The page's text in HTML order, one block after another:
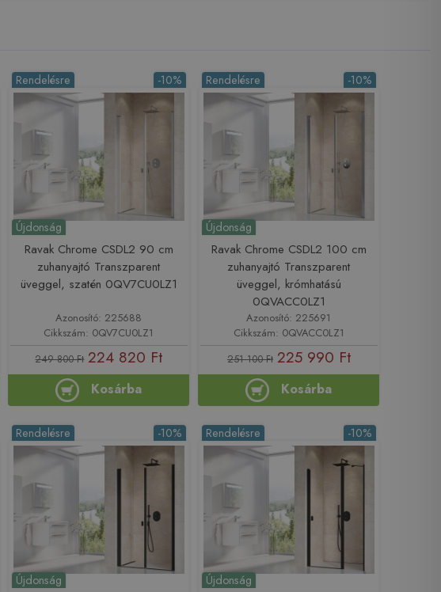
Újdonság
-10%
Rendelésre
Ravak Chrome CSDL2 90 cm
zuhanyajtó Transzparent
üveggel, szatén 0QV7CU0LZ1
Azonosító: 225688
Cikkszám: 0QV7CU0LZ1
249 800 Ft 224 820 Ft
Kosárba
Újdonság
-10%
Rendelésre
Ravak Chrome CSDL2 100 cm
zuhanyajtó Transzparent
üveggel, krómhatású
0QVACC0LZ1
Azonosító: 225691
Cikkszám: 0QVACC0LZ1
251 100 Ft 225 990 Ft
Kosárba
Újdonság
-10%
Rendelésre
Újdonság
-10%
Rendelésre